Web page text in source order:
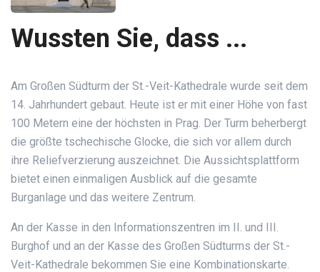
Wussten Sie, dass ...
Am Großen Südturm der St.-Veit-Kathedrale wurde seit dem
14. Jahrhundert gebaut. Heute ist er mit einer Höhe von fast
100 Metern eine der höchsten in Prag. Der Turm beherbergt
die größte tschechische Glocke, die sich vor allem durch
ihre Reliefverzierung auszeichnet. Die Aussichtsplattform
bietet einen einmaligen Ausblick auf die gesamte
Burganlage und das weitere Zentrum.
An der Kasse in den Informationszentren im II. und III.
Burghof und an der Kasse des Großen Südturms der St.-
Veit-Kathedrale bekommen Sie eine Kombinationskarte.